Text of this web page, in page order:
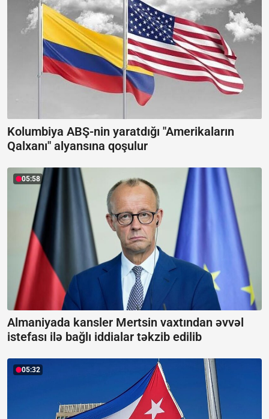
Kolumbiya ABŞ-nin yaratdığı "Amerikaların
Qalxanı" alyansına qoşulur
05:58
Almaniyada kansler Mertsin vaxtından əvvəl
istefası ilə bağlı iddialar təkzib edilib
05:32